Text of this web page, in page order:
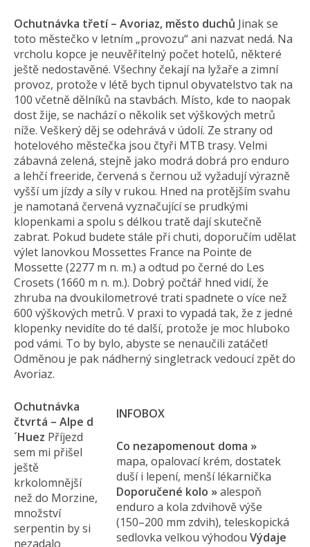
Ochutnávka třetí – Avoriaz, město duchů Jinak se
toto městečko v letním „provozu“ ani nazvat nedá. Na
vrcholu kopce je neuvěřitelný počet hotelů, některé
ještě nedostavěné. Všechny čekají na lyžaře a zimní
provoz, protože v létě bych tipnul obyvatelstvo tak na
100 včetně dělníků na stavbách. Místo, kde to naopak
dost žije, se nachází o několik set výškových metrů
níže. Veškerý děj se odehrává v údolí. Ze strany od
hotelového městečka jsou čtyři MTB trasy. Velmi
zábavná zelená, stejně jako modrá dobrá pro enduro
a lehčí freeride, červená s černou už vyžadují výrazně
vyšší um jízdy a síly v rukou. Hned na protějším svahu
je namotaná červená vyznačující se prudkými
klopenkami a spolu s délkou tratě dají skutečně
zabrat. Pokud budete stále při chuti, doporučím udělat
výlet lanovkou Mossettes France na Pointe de
Mossette (2277 m n. m.) a odtud po černé do Les
Crosets (1660 m n. m.). Dobrý počtář hned vidí, že
zhruba na dvoukilometrové trati spadnete o více než
600 výškových metrů. V praxi to vypadá tak, že z jedné
klopenky nevidíte do té další, protože je moc hluboko
pod vámi. To by bylo, abyste se nenaučili zatáčet!
Odměnou je pak nádherný singletrack vedoucí zpět do
Avoriaz.
INFOBOX
Co nezapomenout doma »
mapa, opalovací krém, dostatek
duší i lepení, menší lékarnička
Doporučené kolo »alespoň
enduro a kola zdvihově výše
(150–200 mm zdvih), teleskopická
sedlovka velkou výhodou Výdaje
Ochutnávka
čtvrtá – Alpe d
´Huez Příjezd
sem mi přišel
ještě
krkolomnější
než do Morzine,
množství
serpentin by si
nezadalo